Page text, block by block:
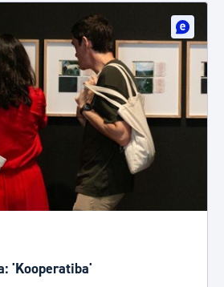
'Kooperatiba'